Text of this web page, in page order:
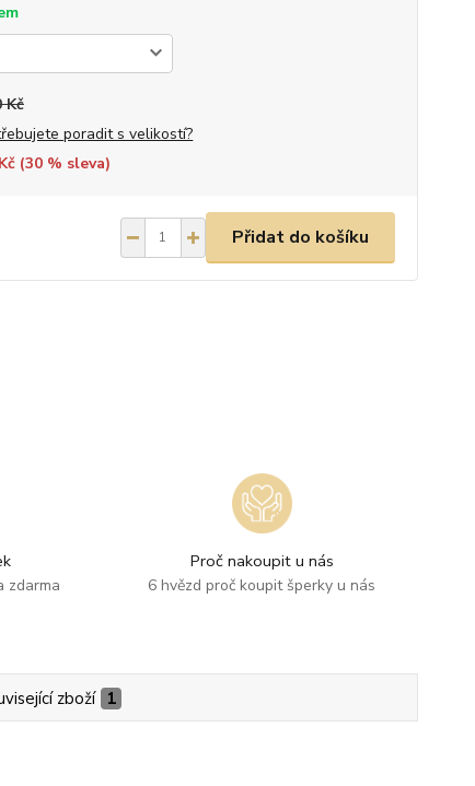
Kč
poradit s velikostí?
(30% sleva)
Přidat do košíku
zdarma
Proč nakoupit u nás
6 hvězd proč koupit šperky u nás
zboží 1